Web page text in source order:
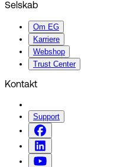
Selskab
Om EG
Karriere
Webshop
Trust Center
Kontakt
Support